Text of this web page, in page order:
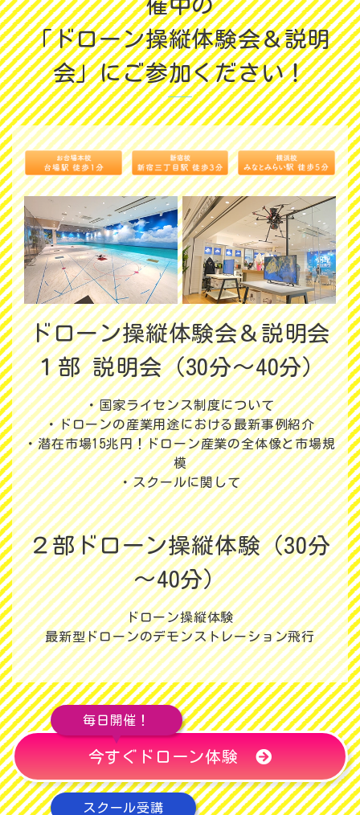
催中の
「ドローン操縦体験会＆説明
会」にご参加ください！
ドローン操縦体験会＆説明会
１部 説明会（30分～40分）
・国家ライセンス制度について
・ドローンの産業用途における最新事例紹介
・潜在市場15兆円！ドローン産業の全体像と市場規
模
・スクールに関して
２部ドローン操縦体験（30分
～40分）
ドローン操縦体験
最新型ドローンのデモンストレーション飛行
毎日開催！
今すぐドローン体験
スクール受講